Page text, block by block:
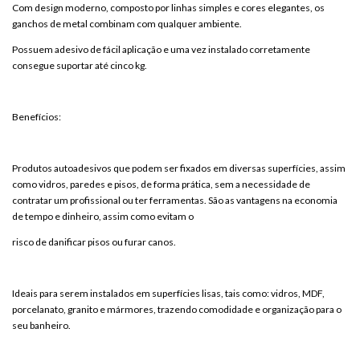
Com design moderno, composto por linhas simples e cores elegantes, os
ganchos de metal combinam com qualquer ambiente.
Possuem adesivo de fácil aplicação e uma vez instalado corretamente
consegue suportar até cinco kg.
Benefícios:
Produtos autoadesivos que podem ser fixados em diversas superfícies, assim
como vidros, paredes e pisos, de forma prática, sem a necessidade de
contratar um profissional ou ter ferramentas. São as vantagens na economia
de tempo e dinheiro, assim como evitam o
risco de danificar pisos ou furar canos.
Ideais para serem instalados em superfícies lisas, tais como: vidros, MDF,
porcelanato, granito e mármores, trazendo comodidade e organização para o
seu banheiro.